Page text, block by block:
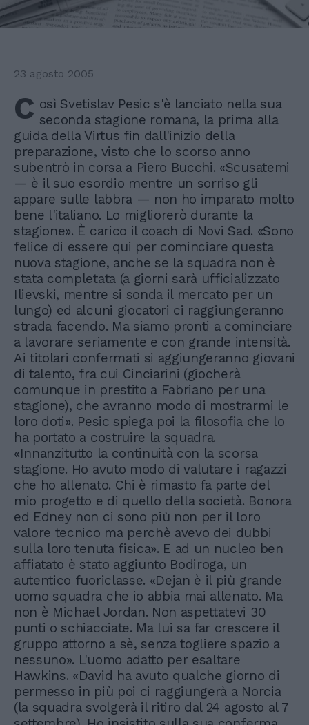
23 agosto 2005
C osì Svetislav Pesic s'è lanciato nella sua
seconda stagione romana, la prima alla
guida della Virtus fin dall'inizio della
preparazione, visto che lo scorso anno
subentrò in corsa a Piero Bucchi. «Scusatemi
— è il suo esordio mentre un sorriso gli
appare sulle labbra — non ho imparato molto
bene l'italiano. Lo migliorerò durante la
stagione». È carico il coach di Novi Sad. «Sono
felice di essere qui per cominciare questa
nuova stagione, anche se la squadra non è
stata completata (a giorni sarà ufficializzato
Ilievski, mentre si sonda il mercato per un
lungo) ed alcuni giocatori ci raggiungeranno
strada facendo. Ma siamo pronti a cominciare
a lavorare seriamente e con grande intensità.
Ai titolari confermati si aggiungeranno giovani
di talento, fra cui Cinciarini (giocherà
comunque in prestito a Fabriano per una
stagione), che avranno modo di mostrarmi le
loro doti». Pesic spiega poi la filosofia che lo
ha portato a costruire la squadra.
«Innanzitutto la continuità con la scorsa
stagione. Ho avuto modo di valutare i ragazzi
che ho allenato. Chi è rimasto fa parte del
mio progetto e di quello della società. Bonora
ed Edney non ci sono più non per il loro
valore tecnico ma perchè avevo dei dubbi
sulla loro tenuta fisica». E ad un nucleo ben
affiatato è stato aggiunto Bodiroga, un
autentico fuoriclasse. «Dejan è il più grande
uomo squadra che io abbia mai allenato. Ma
non è Michael Jordan. Non aspettatevi 30
punti o schiacciate. Ma lui sa far crescere il
gruppo attorno a sè, senza togliere spazio a
nessuno». L'uomo adatto per esaltare
Hawkins. «David ha avuto qualche giorno di
permesso in più poi ci raggiungerà a Norcia
(la squadra svolgerà il ritiro dal 24 agosto al 7